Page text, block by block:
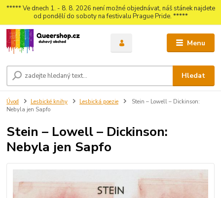
***** Ve dnech 1. - 8. 8. 2026 není možné objednávat, náš stánek najdete
od pondělí do soboty na festivalu Prague Pride. *****
Menu
Hledat
Úvod Lesbické knihy Lesbická poezie
Stein – Lowell – Dickinson:
Nebyla jen Sapfo
Stein – Lowell – Dickinson:
Nebyla jen Sapfo